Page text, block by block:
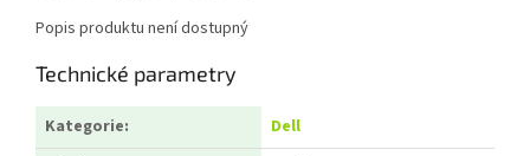
Popis produktu není dostupný
Technické parametry
Kategorie:
Dell